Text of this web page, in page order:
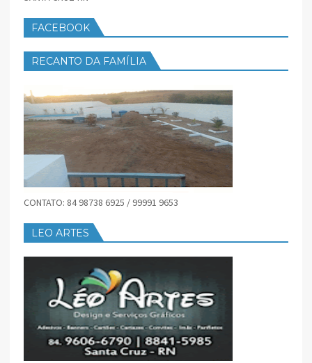
FACEBOOK
RECANTO DA FAMÍLIA
CONTATO: 84 98738 6925 / 99991 9653
LEO ARTES